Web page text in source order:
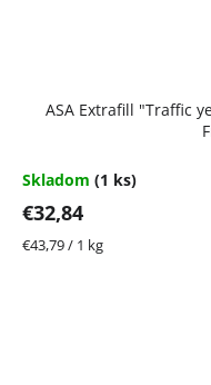
ASA Extrafill "Traffic
Skladom (1 ks)
€32,84
Jednotková
€43,79 / 1 kg